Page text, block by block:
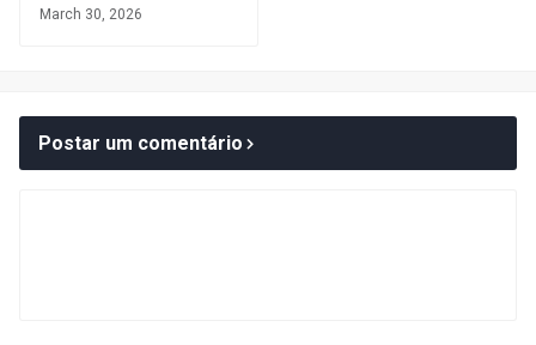
March 30, 2026
Postar um comentário